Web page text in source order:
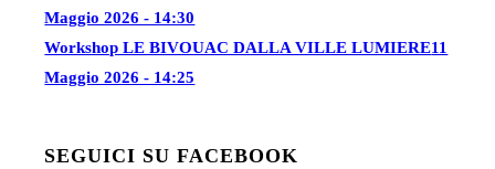
Maggio 2026 - 14:30
Workshop LE BIVOUAC DALLA VILLE LUMIERE11
Maggio 2026 - 14:25
SEGUICI SU FACEBOOK